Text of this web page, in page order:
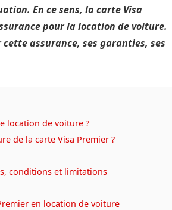
En ce sens, la carte Visa
pour la location de voiture.
assurance, ses garanties, ses
location de voiture ?
de la carte Visa Premier ?
conditions et limitations
en location de voiture